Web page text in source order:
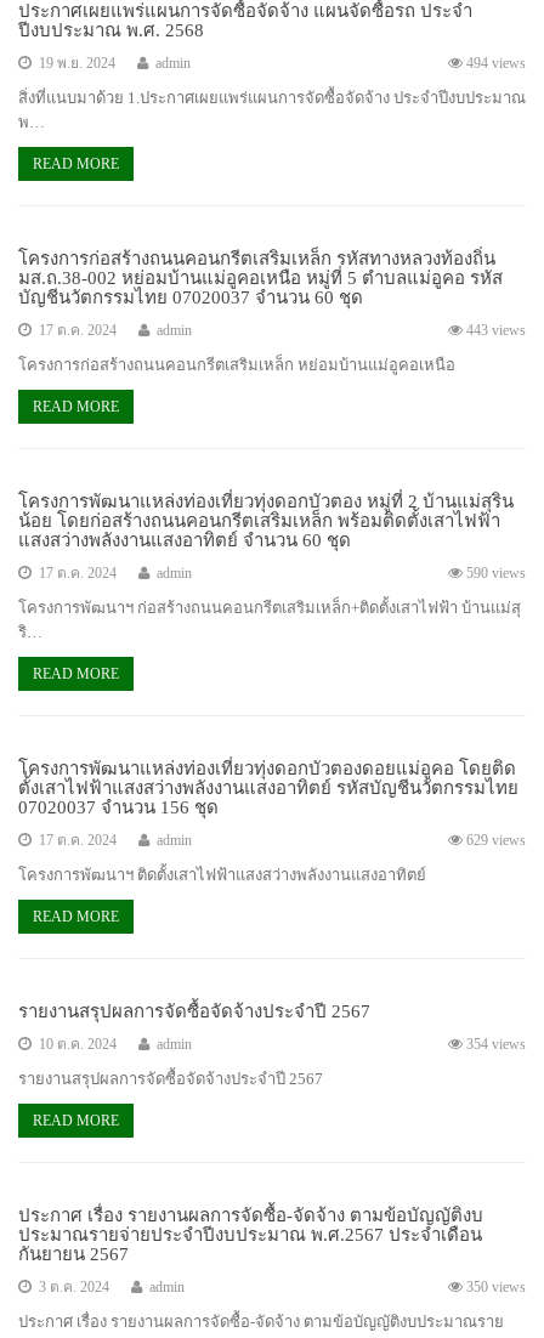
ประกาศเผยแพร่แผนการจัดซื้อจัดจ้าง แผนจัดซื้อรถ ประจำ
ปีงบประมาณ พ.ศ. 2568
19 พ.ย. 2024 494 views
admin
สิ่งที่แนบมาด้วย 1.ประกาศเผยแพร่แผนการจัดซื้อจัดจ้าง ประจำปีงบประมาณ
พ…
READ MORE
โครงการก่อสร้างถนนคอนกรีตเสริมเหล็ก รหัสทางหลวงท้องถิ่น
มส.ถ.38-002 หย่อมบ้านแม่อูคอเหนือ หมู่ที่ 5 ตำบลแม่อูคอ รหัส
บัญชีนวัตกรรมไทย 07020037 จำนวน 60 ชุด
17 ต.ค. 2024 443 views
admin
โครงการก่อสร้างถนนคอนกรีตเสริมเหล็ก หย่อมบ้านแม่อูคอเหนือ
READ MORE
โครงการพัฒนาแหล่งท่องเที่ยวทุ่งดอกบัวตอง หมู่ที่ 2 บ้านแม่สุริน
น้อย โดยก่อสร้างถนนคอนกรีตเสริมเหล็ก พร้อมติดตั้งเสาไฟฟ้า
แสงสว่างพลังงานแสงอาทิตย์ จำนวน 60 ชุด
17 ต.ค. 2024 590 views
admin
โครงการพัฒนาฯ ก่อสร้างถนนคอนกรีตเสริมเหล็ก+ติดตั้งเสาไฟฟ้า บ้านแม่สุ
ริ…
READ MORE
โครงการพัฒนาแหล่งท่องเที่ยวทุ่งดอกบัวตองดอยแม่อูคอ โดยติด
ตั้งเสาไฟฟ้าแสงสว่างพลังงานแสงอาทิตย์ รหัสบัญชีนวัตกรรมไทย
07020037 จำนวน 156 ชุด
17 ต.ค. 2024 629 views
admin
โครงการพัฒนาฯ ติดตั้งเสาไฟฟ้าแสงสว่างพลังงานแสงอาทิตย์
READ MORE
รายงานสรุปผลการจัดซื้อจัดจ้างประจำปี 2567
10 ต.ค. 2024 354 views
admin
รายงานสรุปผลการจัดซื้อจัดจ้างประจำปี 2567
READ MORE
ประกาศ เรื่อง รายงานผลการจัดซื้อ-จัดจ้าง ตามข้อบัญญัติงบ
ประมาณรายจ่ายประจำปีงบประมาณ พ.ศ.2567 ประจำเดือน
กันยายน 2567
3 ต.ค. 2024 350 views
admin
ประกาศ เรื่อง รายงานผลการจัดซื้อ-จัดจ้าง ตามข้อบัญญัติงบประมาณราย